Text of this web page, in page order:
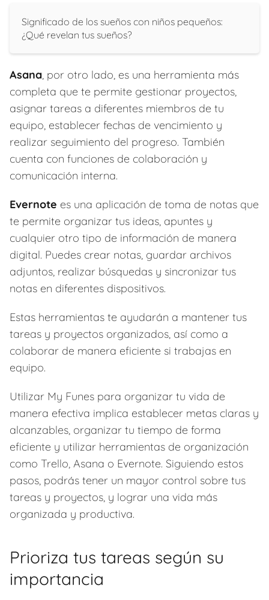
Significado de los sueños con niños pequeños:
¿Qué revelan tus sueños?
Asana, por otro lado, es una herramienta más
completa que te permite gestionar proyectos,
asignar tareas a diferentes miembros de tu
equipo, establecer fechas de vencimiento y
realizar seguimiento del progreso. También
cuenta con funciones de colaboración y
comunicación interna.
Evernote es una aplicación de toma de notas que
te permite organizar tus ideas, apuntes y
cualquier otro tipo de información de manera
digital. Puedes crear notas, guardar archivos
adjuntos, realizar búsquedas y sincronizar tus
notas en diferentes dispositivos.
Estas herramientas te ayudarán a mantener tus
tareas y proyectos organizados, así como a
colaborar de manera eficiente si trabajas en
equipo.
Utilizar My Funes para organizar tu vida de
manera efectiva implica establecer metas claras y
alcanzables, organizar tu tiempo de forma
eficiente y utilizar herramientas de organización
como Trello, Asana o Evernote. Siguiendo estos
pasos, podrás tener un mayor control sobre tus
tareas y proyectos, y lograr una vida más
organizada y productiva.
Prioriza tus tareas según su
importancia